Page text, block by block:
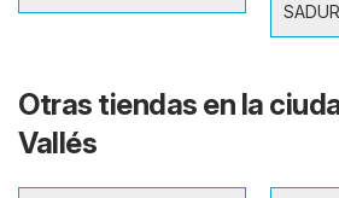
Otras tiendas en la
Vallés